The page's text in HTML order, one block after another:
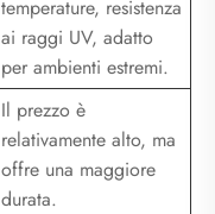
temperature, resistenza
ai raggi UV, adatto
per ambienti estremi.
Il prezzo è
relativamente alto, ma
offre una maggiore
durata.